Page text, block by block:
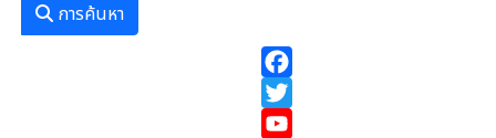
การค้นหา